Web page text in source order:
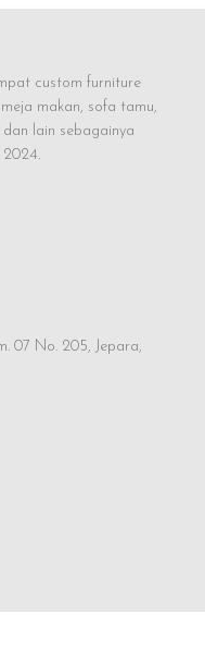
custom furniture
makan, sofa tamu,
lain sebagainya
2024.
07 No. 205, Jepara,